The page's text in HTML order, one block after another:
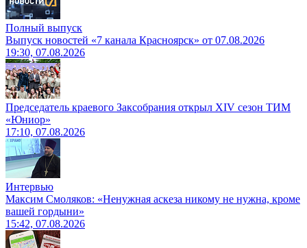
Полный выпуск
Выпуск новостей «7 канала Красноярск» от 07.08.2026
19:30, 07.08.2026
Председатель краевого Заксобрания открыл XIV сезон ТИМ
«Юниор»
17:10, 07.08.2026
Интервью
Максим Смоляков: «Ненужная аскеза никому не нужна, кроме
вашей гордыни»
15:42, 07.08.2026